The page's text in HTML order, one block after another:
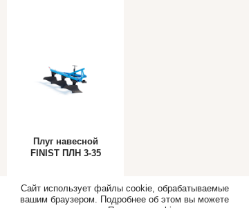
Плуг навесной
FINIST ПЛН 3-35
Сайт использует файлы cookie, обрабатываемые
вашим браузером. Подробнее об этом вы можете